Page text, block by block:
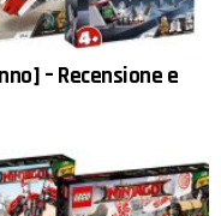
– Recensione e